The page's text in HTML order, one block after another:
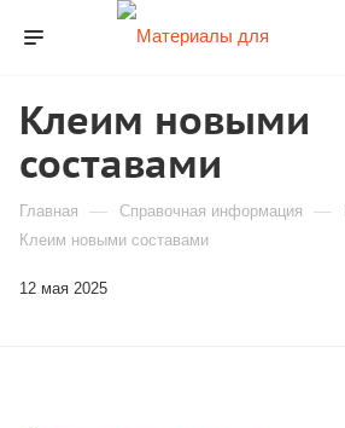
Клеим новыми
составами
Главная — Справочная информация —
Клеим новыми составами
12 мая 2025